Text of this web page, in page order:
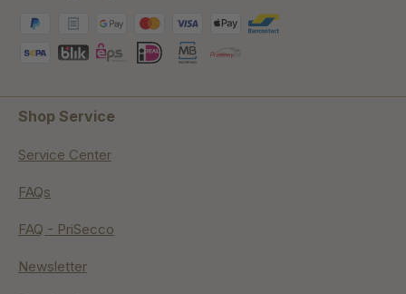
Shop Service
Service Center
FAQs
FAQ - PriSecco
Newsletter